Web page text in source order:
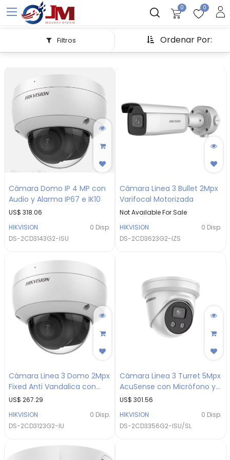
0 0
Ordenar Por:
Filtros
Cámara Domo IP 4 MP con
Audio y Alarma IP67 e IK10
US$ 318.06
HIKVISION
0 Disp.
DS-2CD3143G2-ISU
Cámara Linea 3 Bullet 2Mpx
Varifocal Motorizada
Not Available For Sale
HIKVISION
0 Disp.
DS-2CD3623G2-IZS
Cámara Linea 3 Domo 2Mpx
Fixed Anti Vandalica con
Audio
US$ 267.29
HIKVISION
0 Disp.
DS-2CD3123G2-IU
Cámara Linea 3 Turret 5Mpx
AcuSense con Micrófono y
Altavoz Integrados
US$ 301.56
HIKVISION
0 Disp.
DS-2CD3356G2-ISU/SL